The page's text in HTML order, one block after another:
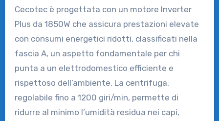
Cecotec è progettata con un motore Inverter
Plus da 1850W che assicura prestazioni elevate
con consumi energetici ridotti, classificati nella
fascia A, un aspetto fondamentale per chi
punta a un elettrodomestico efficiente e
rispettoso dell’ambiente. La centrifuga,
regolabile fino a 1200 giri/min, permette di
ridurre al minimo l’umidità residua nei capi,